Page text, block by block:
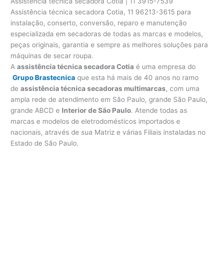
Assistência técnica secadora Cotia, 11 96213-3615 para
instalação, conserto, conversão, reparo e manutenção
especializada em secadoras de todas as marcas e modelos,
peças originais, garantia e sempre as melhores soluções para
máquinas de secar roupa.
Aassistência técnica secadora Cotia é uma empresa do
Grupo Brastecnica que esta há mais de 40 anos no ramo
deassistência técnica secadoras multimarcas, com uma
ampla rede de atendimento em São Paulo, grande São Paulo,
grande ABCD e Interior de São Paulo. Atende todas as
marcas e modelos de eletrodomésticos importados e
nacionais, através de sua Matriz e várias Filiais instaladas no
Estado de São Paulo.